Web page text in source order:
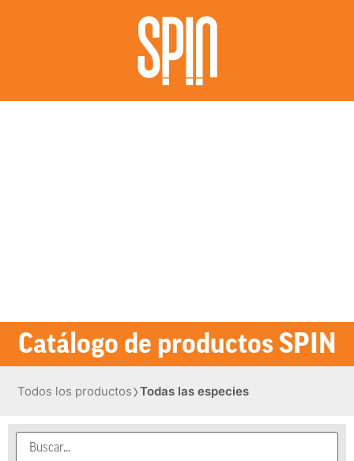
Catálogo de productos SPIN
Todos los productos›Todas las especies